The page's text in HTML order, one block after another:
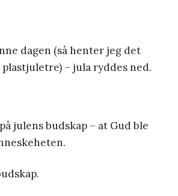
dagen (så henter jeg det
– jula ryddes ned.
julens budskap – at Gud ble